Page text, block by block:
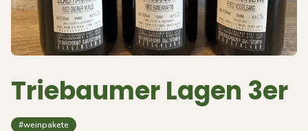
Triebaumer Lagen 3er
#weinpakete